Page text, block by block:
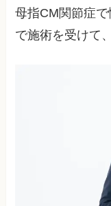
母指CM関節症
で施術を受けて